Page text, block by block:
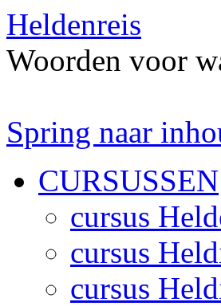
Heldenreis
Woorden voor
Spring naar
CURSUSSEN
cursus
cursus
cursus